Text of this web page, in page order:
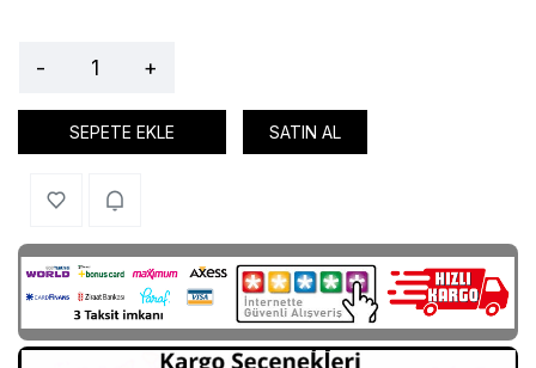
- +
SEPETE EKLE SATIN AL